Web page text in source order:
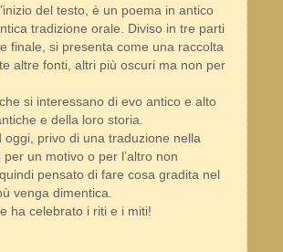
del testo, è un poema in antico
tradizione orale. Diviso in tre parti
finale, si presenta come una raccolta
altre fonti, altri più oscuri ma non per
si interessano di evo antico e alto
e della loro storia.
privo di una traduzione nella
un motivo o per l’altro non
pensato di fare cosa gradita nel
venga dimentica.
ha celebrato i riti e i miti!